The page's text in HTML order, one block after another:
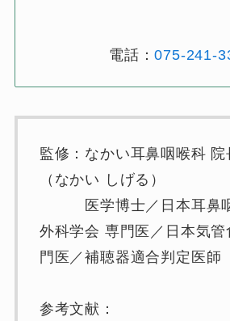
電話：075-241-
監修：なかい耳鼻咽喉科
（なかい しげる）
医学博士／日本耳鼻咽
外科学会 専門医／日本気
門医／補聴器適合判定医師
参考文献：